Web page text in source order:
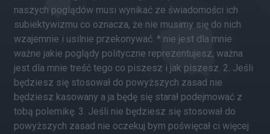
naszych poglądów musi wynikać ze świadomości ich
subiektywizmu co oznacza, że nie musimy się do nich
wzajemnie i usilnie przekonywać. * nie jest dla mnie
ważne jakie poglądy polityczne reprezentujesz, ważna
jest dla mnie treść tego co piszesz i jak piszesz. 2. Jeśli
będziesz się stosował do powyższych zasad nie
będziesz kasowany a ja będę się starał podejmować z
tobą polemikę. 3. Jeśli nie będziesz się stosował do
powyższych zasad nie oczekuj bym poświęcał ci więcej